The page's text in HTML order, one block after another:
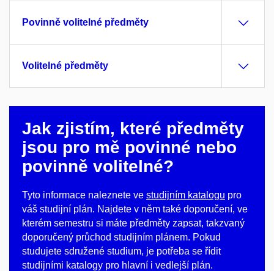
Povinně volitelné předměty
Volitelné předměty
Jak zjistím, které předměty
jsou pro mě povinné nebo
povinně volitelné?
Tyto informace naleznete ve studijním katalogu pro
váš studijní plán. Najdete v něm také doporučení, ve
kterém semestru si máte předměty zapsat, takzvaný
doporučený průchod studijním plánem. Pokud
studujete sdružené studium, je potřeba se řídit
studijními katalogy pro hlavní i vedlejší plán.